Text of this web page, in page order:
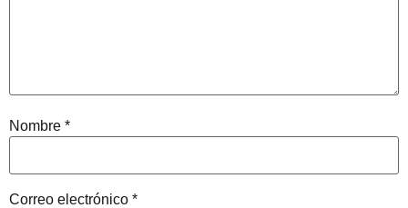
Nombre *
Correo electrónico *